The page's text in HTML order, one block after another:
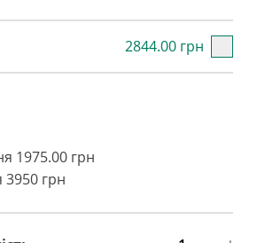
2844.00 грн
1975.00 грн
грн